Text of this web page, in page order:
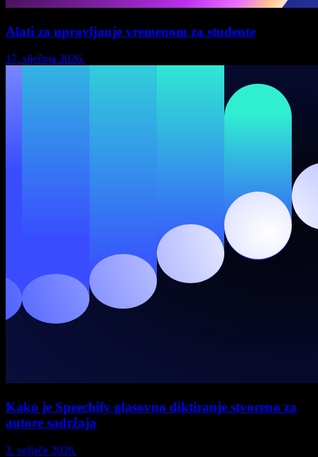
Alati za upravljanje vremenom za studente
17. siječnja 2026.
Kako je Speechify glasovno diktiranje stvoreno za
autore sadržaja
3. veljače 2026.